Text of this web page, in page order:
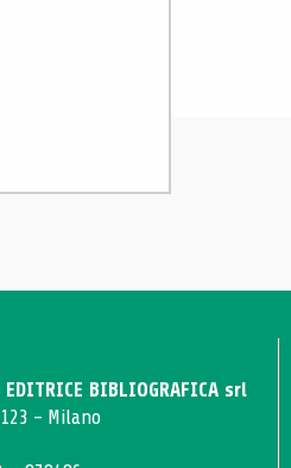
BIBLIOGRAFICA srl
- Milano